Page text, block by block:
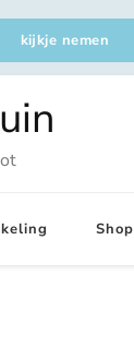
kijkje nemen
Shop